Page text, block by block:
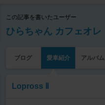
この記事を書いたユーザー
ひらちゃん カフェオレ
ブログ 愛車紹介 アルバム
Lopross Ⅱ